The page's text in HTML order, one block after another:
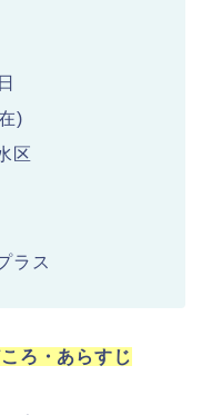
)
区
ラス
ろ・あらすじ